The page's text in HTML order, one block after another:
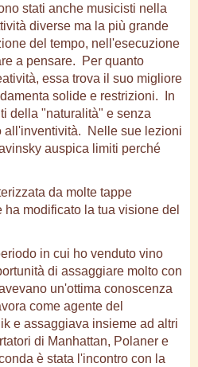
stati anche musicisti nella
diverse ma la più grande
del tempo, nell'esecuzione
a pensare. Per quanto
essa trova il suo migliore
solide e restrizioni. In
della "naturalità" e senza
all'inventività. Nelle sue lezioni
auspica limiti perché
da molte tappe
modificato la tua visione del
in cui ho venduto vino
di assaggiare molto con
un'ottima conoscenza
come agente del
e assaggiava insieme ad altri
di Manhattan, Polaner e
è stata l'incontro con la